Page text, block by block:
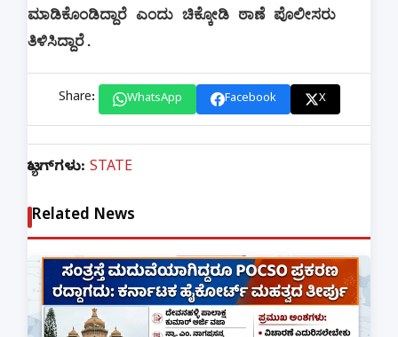
ಮಾಡಿಕೊಂಡಿದ್ದಾರೆ ಎಂದು ಚಿಕ್ಕೋಡಿ ಠಾಣೆ ಪೊಲೀಸರು
ತಿಳಿಸಿದ್ದಾರೆ.
Share: WhatsApp Facebook X
ಟ್ಯಾಗ್‌ಗಳು: STATE
Related News